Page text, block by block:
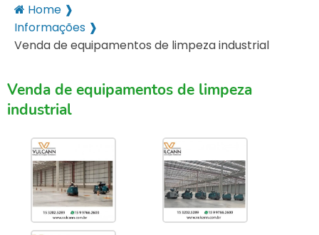
Home ❱
Informações ❱
Venda de equipamentos de limpeza industrial
Venda de equipamentos de limpeza
industrial